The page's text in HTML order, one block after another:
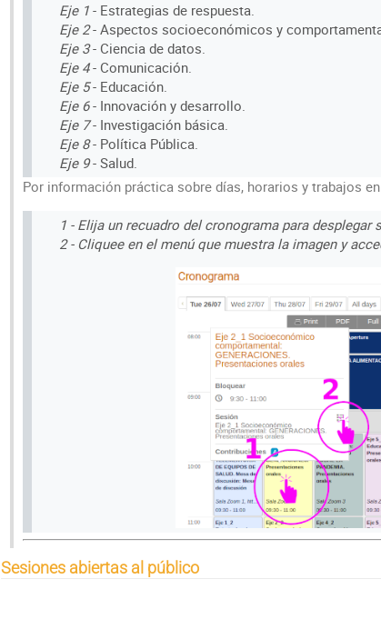
Eje 1 - Estrategias de respuesta.
Eje 2- Aspectos socioeconómicos y
Eje 3- Ciencia de datos.
Eje 4- Comunicación.
Eje 5- Educación.
Eje 6- Innovación y desarrollo.
Eje 7- Investigación básica.
Eje 8- Política Pública.
Eje 9- Salud.
Por información práctica sobre días, horarios y trabajos
1 - Elija un recuadro del cronograma para desplegar
2 - Cliquee en el menú que muestra la imagen y
Sesiones abiertas al público